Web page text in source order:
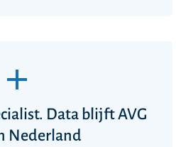
Data blijft AVG
Nederland